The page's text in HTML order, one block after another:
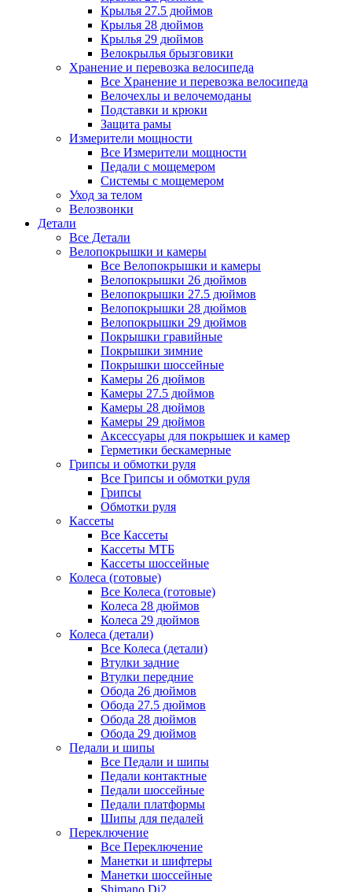
Крылья 27.5 дюймов
Крылья 28 дюймов
Крылья 29 дюймов
Велокрылья брызговики
Хранение и перевозка велосипеда
Все Хранение и перевозка велосипеда
Велочехлы и велочемоданы
Подставки и крюки
Защита рамы
Измерители мощности
Все Измерители мощности
Педали с мощемером
Системы с мощемером
Уход за телом
Велозвонки
Детали
Все Детали
Велопокрышки и камеры
Все Велопокрышки и камеры
Велопокрышки 26 дюймов
Велопокрышки 27.5 дюймов
Велопокрышки 28 дюймов
Велопокрышки 29 дюймов
Покрышки гравийные
Покрышки зимние
Покрышки шоссейные
Камеры 26 дюймов
Камеры 27.5 дюймов
Камеры 28 дюймов
Камеры 29 дюймов
Аксессуары для покрышек и камер
Герметики бескамерные
Грипсы и обмотки руля
Все Грипсы и обмотки руля
Грипсы
Обмотки руля
Кассеты
Все Кассеты
Кассеты МТБ
Кассеты шоссейные
Колеса (готовые)
Все Колеса (готовые)
Колеса 28 дюймов
Колеса 29 дюймов
Колеса (детали)
Все Колеса (детали)
Втулки задние
Втулки передние
Обода 26 дюймов
Обода 27.5 дюймов
Обода 28 дюймов
Обода 29 дюймов
Педали и шипы
Все Педали и шипы
Педали контактные
Педали шоссейные
Педали платформы
Шипы для педалей
Переключение
Все Переключение
Манетки и шифтеры
Манетки шоссейные
Shimano Di2